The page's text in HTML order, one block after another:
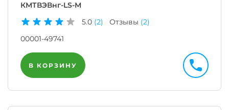
КМТВЭВнг-LS-М
5.0 (2) Отзывы (2)
00001-49741
В КОРЗИНУ